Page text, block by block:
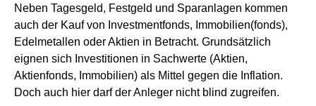
Neben Tagesgeld, Festgeld und Sparanlagen kommen
auch der Kauf von Investmentfonds, Immobilien(fonds),
Edelmetallen oder Aktien in Betracht. Grundsätzlich
eignen sich Investitionen in Sachwerte (Aktien,
Aktienfonds, Immobilien) als Mittel gegen die Inflation.
Doch auch hier darf der Anleger nicht blind zugreifen.